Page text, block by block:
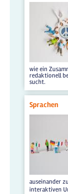
wie ein
redaktionell
sucht.
Sprachen
auseinander
interaktiven